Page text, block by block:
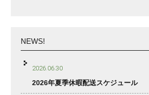
NEWS!
2026.06.30
2026年夏季休暇配送スケジュール